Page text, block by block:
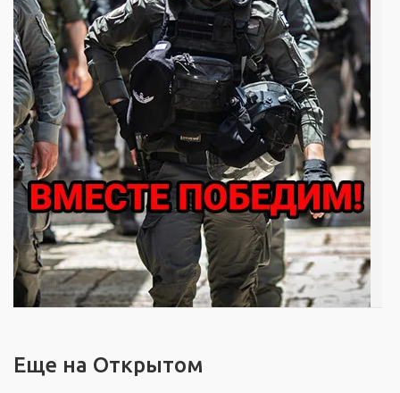
Еще на Открытом